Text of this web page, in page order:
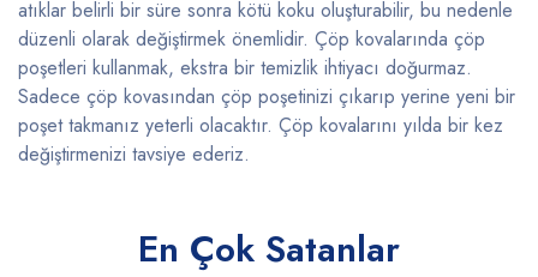
atıklar belirli bir süre sonra kötü koku oluşturabilir, bu nedenle
düzenli olarak değiştirmek önemlidir. Çöp kovalarında çöp
poşetleri kullanmak, ekstra bir temizlik ihtiyacı doğurmaz.
Sadece çöp kovasından çöp poşetinizi çıkarıp yerine yeni bir
poşet takmanız yeterli olacaktır. Çöp kovalarını yılda bir kez
değiştirmenizi tavsiye ederiz.
En Çok Satanlar